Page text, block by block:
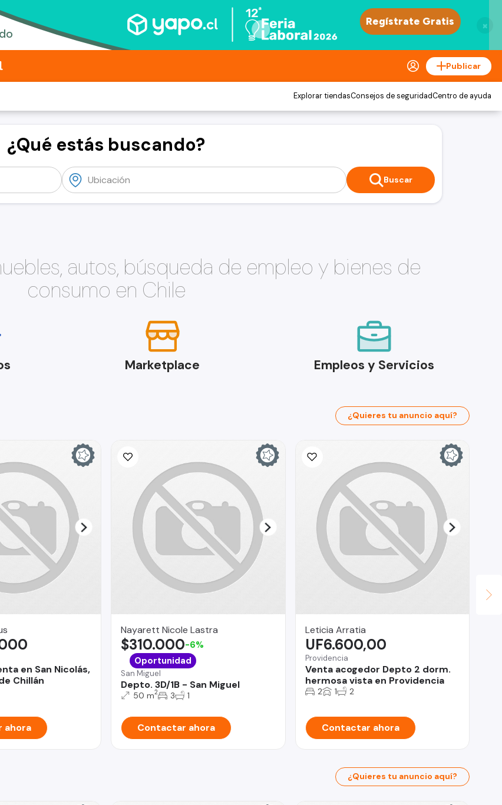
×
Publicar
Explorar tiendasConsejos de seguridadCentro de ayuda
¿Qué estás buscando?
Buscar
autos, búsqueda de empleo y bienes de
consumo en Chile
Marketplace Empleos y Servicios
¿Quieres tu anuncio aquí?
en San Nicolás,
Chillán
ahora
Nayarett Nicole Lastra
San Miguel
Depto. 3D/1B - San Miguel
$310.000-6%
Oportunidad
50 m2 3 1
Contactar ahora
Leticia Arratia
Providencia
Venta acogedor Depto 2 dorm.
hermosa vista en Providencia
UF6.600,00
2 1 2
Contactar ahora
¿Quieres tu anuncio aquí?